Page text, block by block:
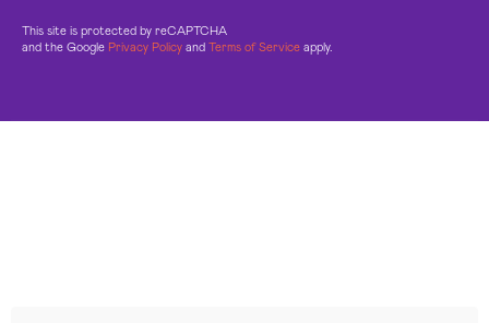
This site is protected by reCAPTCHA
and the Google Privacy Policy and Terms of Service apply.